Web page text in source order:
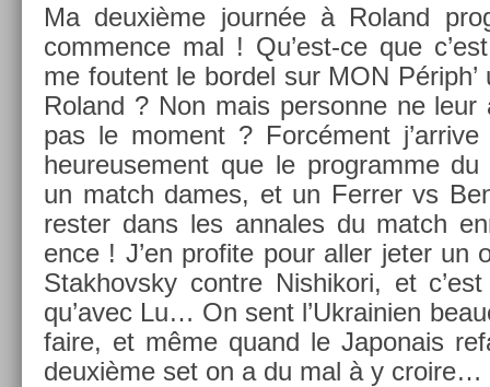
Ma deuxième journée à Roland
com­m­ence mal ! Qu’est-ce que
me foutent le bor­del sur MON
Roland ? Non mais per­son­ne ne leur
pas le mo­ment ? Forcément
heureuse­ment que le pro­gram­me
un match dames, et un Ferr­er vs
re­st­er dans les an­nales du match
ence ! J’en pro­fite pour aller jeter
Stak­hovsky con­tre Nis­hikori, et
qu’avec Lu… On sent l’Uk­raini­en
faire, et même quand le Japonais
deuxième set on a du mal à y croire…